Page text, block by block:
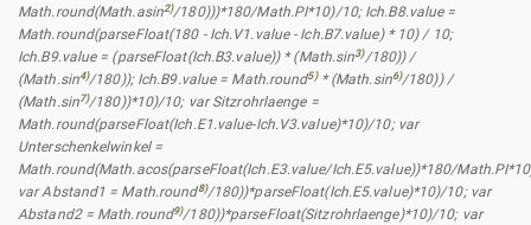
Math.round(Math.asin2)/180)))*180/Math.PI*10)/10; Ich.B8.value =
Math.round(parseFloat(180 - Ich.V1.value - Ich.B7.value) * 10) / 10;
Ich.B9.value = (parseFloat(Ich.B3.value)) * (Math.sin3)/180)) /
(Math.sin4)/180)); Ich.B9.value = Math.round5)* (Math.sin6)/180)) /
(Math.sin7)/180))*10)/10; var Sitzrohrlaenge =
Math.round(parseFloat(Ich.E1.value-Ich.V3.value)*10)/10; var
Unterschenkelwinkel =
Math.round(Math.acos(parseFloat(Ich.E3.value/Ich.E5.value))*180/
var Abstand1 = Math.round8)/180))*parseFloat(Ich.E5.value)*10)/10; var
Abstand2 = Math.round9)/180))*parseFloat(Sitzrohrlaenge)*10)/10; var